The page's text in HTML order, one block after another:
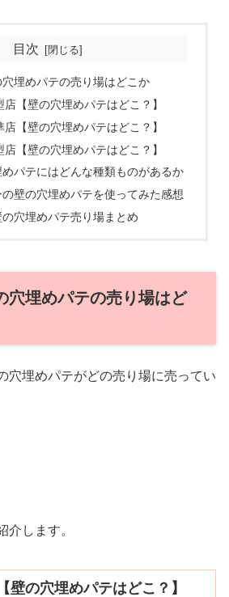
目次
埋めパテの売り場はどこか
店【壁の穴埋めパテはどこ？】
店【壁の穴埋めパテはどこ？】
店【壁の穴埋めパテはどこ？】
パテにはどんな種類ものがあるか
壁の穴埋めパテを使ってみた感想
の穴埋めパテ売り場まとめ
穴埋めパテの売り場はど
穴埋めパテがどの売り場に売ってい
介します。
壁の穴埋めパテはどこ？】